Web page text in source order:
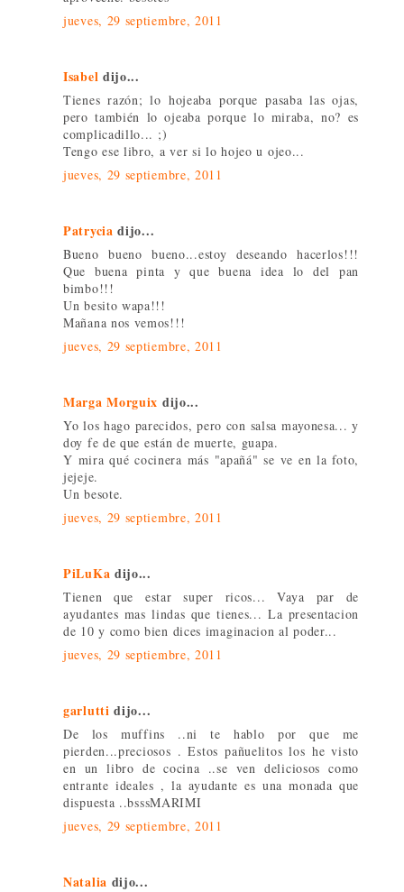
jueves, 29 septiembre, 2011
Isabel dijo...
Tienes razón; lo hojeaba porque pasaba las ojas,
pero también lo ojeaba porque lo miraba, no? es
complicadillo... ;)
Tengo ese libro, a ver si lo hojeo u ojeo...
jueves, 29 septiembre, 2011
Patrycia dijo...
Bueno bueno bueno...estoy deseando hacerlos!!!
Que buena pinta y que buena idea lo del pan
bimbo!!!
Un besito wapa!!!
Mañana nos vemos!!!
jueves, 29 septiembre, 2011
Marga Morguix dijo...
Yo los hago parecidos, pero con salsa mayonesa... y
doy fe de que están de muerte, guapa.
Y mira qué cocinera más "apañá" se ve en la foto,
jejeje.
Un besote.
jueves, 29 septiembre, 2011
PiLuKa dijo...
Tienen que estar super ricos... Vaya par de
ayudantes mas lindas que tienes... La presentacion
de 10 y como bien dices imaginacion al poder...
jueves, 29 septiembre, 2011
garlutti dijo...
De los muffins ..ni te hablo por que me
pierden...preciosos . Estos pañuelitos los he visto
en un libro de cocina ..se ven deliciosos como
entrante ideales , la ayudante es una monada que
dispuesta ..bsssMARIMI
jueves, 29 septiembre, 2011
Natalia dijo...